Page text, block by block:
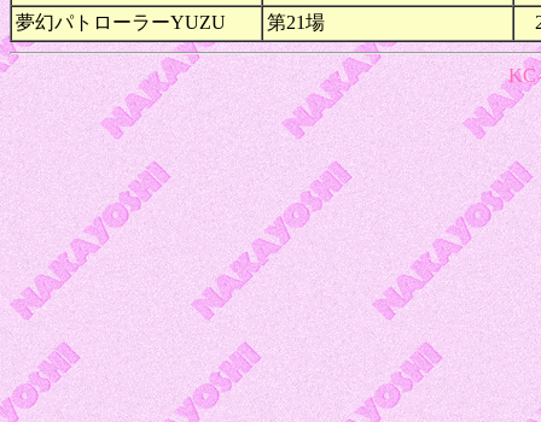
夢幻パトローラーYUZU
第21場
KC